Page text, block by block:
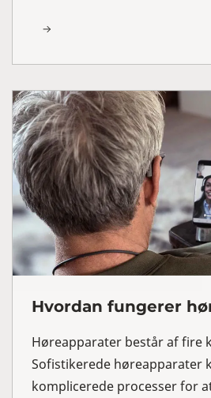
Hvordan fungerer
Høreapparater består af fire
Sofistikerede høreapparater
komplicerede processer for